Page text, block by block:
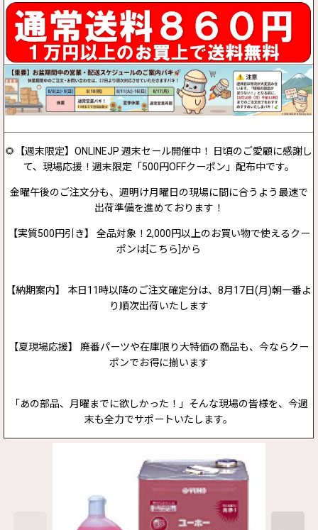
🌻【週末限定】ONLINEJP 週末セール開催中！ 日頃のご愛顧に感謝し
て、現場応援！週末限定「500円OFFクーポン」配布中です。
金曜午後のご注文分も、週明け月曜日の現場に間に合うよう最速で
出荷準備を進めております！
【実質500円引き】 全品対象！2,000円以上のお買い物で使えるクー
ポンは[こちら]から
【納期案内】 本日11時以降のご注文確定分は、8月17日(月)朝一番よ
り順次出荷いたします
【夏現場応援】 廃番パーツや在庫限り大特価の商品も、今ならクー
ポンでお得に揃います
「あの部品、月曜までに欲しかった！」そんな現場の皆様を、今週
末も全力でサポートいたします。